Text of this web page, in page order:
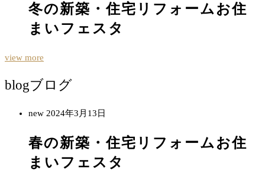
冬の新築・住宅リフォームお住
まいフェスタ
view more
blogブログ
new 2024年3月13日
春の新築・住宅リフォームお住
まいフェスタ